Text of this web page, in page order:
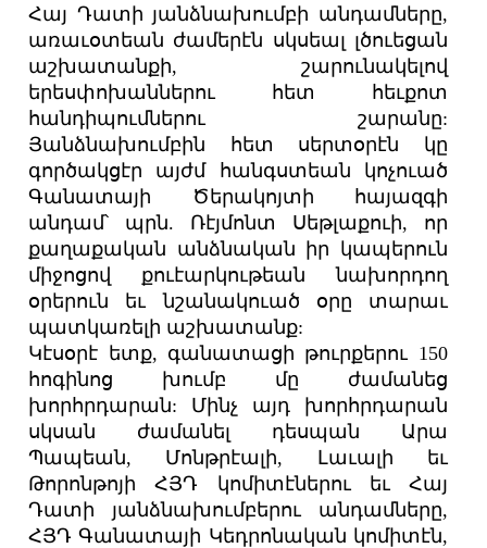
Հայ Դատի յանձնախումբի անդամները,
առաւօտեան ժամերէն սկսեալ լծուեցան
աշխատանքի, շարունակելով
երեսփոխաններու հետ հեւքոտ
հանդիպումներու շարանը:
Յանձնախումբին հետ սերտօրէն կը
գործակցէր այժմ հանգստեան կոչուած
Գանատայի Ծերակոյտի հայազգի
անդամ՝ պրն. Ռէյմոնտ Սեթլաքուի, որ
քաղաքական անձնական իր կապերուն
միջոցով քուէարկութեան նախորդող
օրերուն եւ նշանակուած օրը տարաւ
պատկառելի աշխատանք:
Կէսօրէ ետք, գանատացի թուրքերու 150
հոգինոց խումբ մը ժամանեց
խորհրդարան: Մինչ այդ խորհրդարան
սկսան ժամանել դեսպան Արա
Պապեան, Մոնթրէալի, Լաւալի եւ
Թորոնթոյի ՀՅԴ կոմիտէներու եւ Հայ
Դատի յանձնախումբերու անդամները,
ՀՅԴ Գանատայի Կեդրոնական կոմիտէն,